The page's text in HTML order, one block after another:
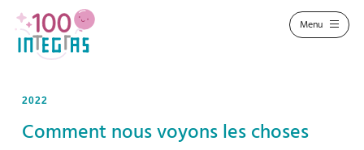
2022
Comment nous voyons les choses